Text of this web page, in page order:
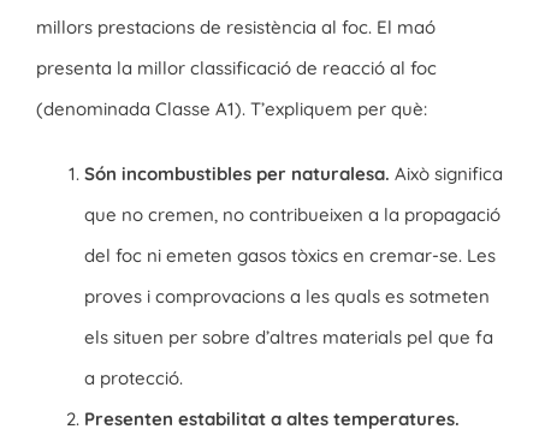
millors prestacions de resistència al foc. El maó
presenta la millor classificació de reacció al foc
(denominada Classe A1). T’expliquem per què:
Són incombustibles per naturalesa. Això significa
que no cremen, no contribueixen a la propagació
del foc ni emeten gasos tòxics en cremar-se. Les
proves i comprovacions a les quals es sotmeten
els situen per sobre d’altres materials pel que fa
a protecció.
Presenten estabilitat a altes temperatures.